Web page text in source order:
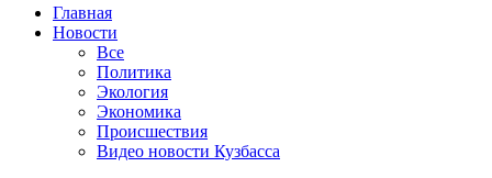
Главная
Новости
Все
Политика
Экология
Экономика
Происшествия
Видео новости Кузбасса